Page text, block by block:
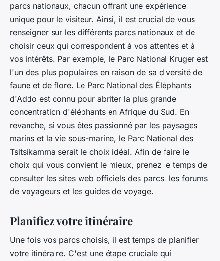
parcs nationaux, chacun offrant une expérience
unique pour le visiteur. Ainsi, il est crucial de vous
renseigner sur les différents parcs nationaux et de
choisir ceux qui correspondent à vos attentes et à
vos intérêts. Par exemple, le Parc National Kruger est
l'un des plus populaires en raison de sa diversité de
faune et de flore. Le Parc National des Éléphants
d'Addo est connu pour abriter la plus grande
concentration d'éléphants en Afrique du Sud. En
revanche, si vous êtes passionné par les paysages
marins et la vie sous-marine, le Parc National des
Tsitsikamma serait le choix idéal. Afin de faire le
choix qui vous convient le mieux, prenez le temps de
consulter les sites web officiels des parcs, les forums
de voyageurs et les guides de voyage.
Planifiez votre itinéraire
Une fois vos parcs choisis, il est temps de planifier
votre itinéraire. C'est une étape cruciale qui